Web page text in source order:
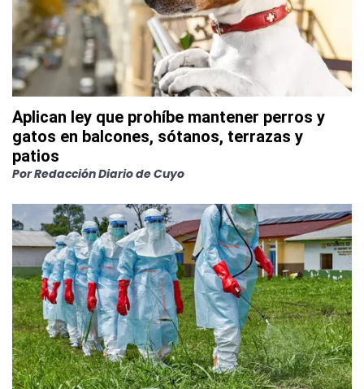
Aplican ley que prohíbe mantener perros y
gatos en balcones, sótanos, terrazas y
patios
PorRedacción Diario de Cuyo